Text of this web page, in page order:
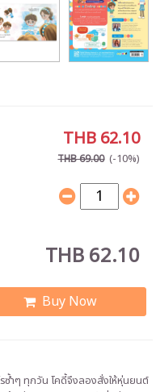
THB 62.10
THB 69.00 (-10%)
THB 62.10
Buy Now
ำๆ ทุกวัน โคดี้จึงลองสั่งให้หุ่นยนต์